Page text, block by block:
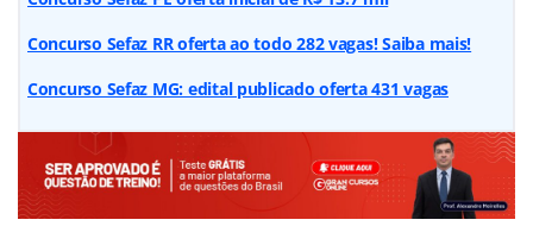
Concurso Sefaz RR oferta ao todo 282 vagas! Saiba mais!
Concurso Sefaz MG: edital publicado oferta 431 vagas